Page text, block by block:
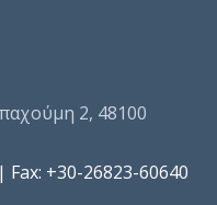
2, 48100
+30-26823-60640